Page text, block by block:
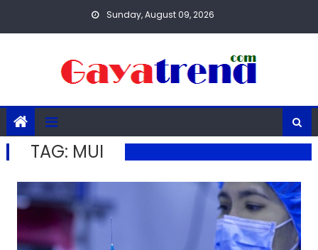
Sunday, August 09, 2026
TAG: MUI